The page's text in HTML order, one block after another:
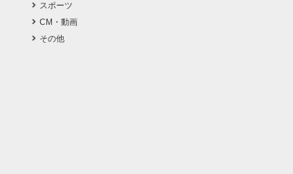
スポーツ
CM・動画
その他